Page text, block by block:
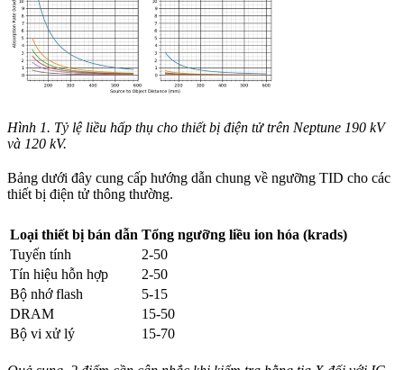
Hình 1. Tỷ lệ liều hấp thụ cho thiết bị điện tử trên Neptune 190 kV
và 120 kV.
Bảng dưới đây cung cấp hướng dẫn chung về ngưỡng TID cho các
thiết bị điện tử thông thường.
Loại thiết bị bán dẫn Tổng ngưỡng liều ion hóa (krads)
Tuyến tính
2-50
Tín hiệu hỗn hợp
2-50
Bộ nhớ flash
5-15
DRAM
15-50
Bộ vi xử lý
15-70